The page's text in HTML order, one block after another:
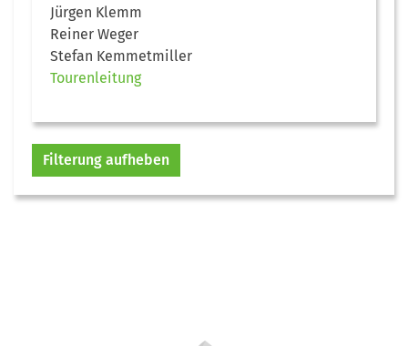
Jürgen Klemm
Reiner Weger
Stefan Kemmetmiller
Tourenleitung
Filterung aufheben